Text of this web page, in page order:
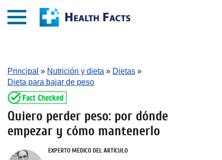
Principal » Nutrición y dieta » Dietas »
Dieta para bajar de peso
Quiero perder peso: por dónde
empezar y cómo mantenerlo
EXPERTO MÉDICO DEL ARTÍCULO